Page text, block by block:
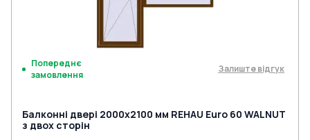
Попереднє
замовлення
Залиште відгук
Балконні двері 2000x2100 мм REHAU Euro 60 WALNUT
з двох сторін